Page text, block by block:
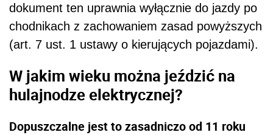
dokument ten uprawnia wyłącznie do jazdy po
chodnikach z zachowaniem zasad powyższych
(art. 7 ust. 1 ustawy o kierujących pojazdami).
W jakim wieku można jeździć na
hulajnodze elektrycznej?
Dopuszczalne jest to zasadniczo od 11 roku